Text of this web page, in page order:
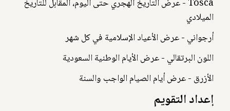
Tosca - عرض التاريخ الهجري حتى اليوم، المقابل للتاريخ
الميلادي
أرجواني - عرض الأعياد الإسلامية في كل شهر
اللون البرتقالي - عرض الأيام الوطنية السعودية
الأزرق - عرض أيام الصيام الواجب والسنة
إعداد التقويم